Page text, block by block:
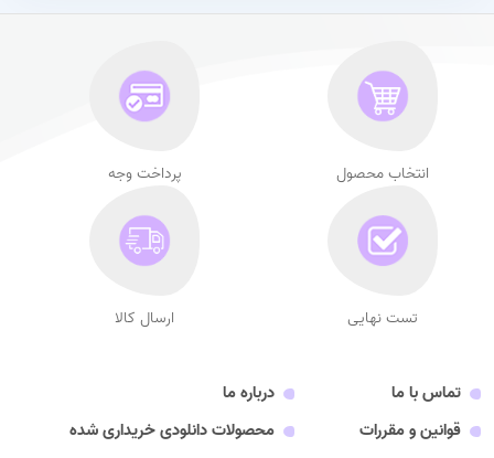
انتخاب محصول پرداخت وجه
تست نهایی ارسال کالا
تماس با ما
درباره ما
قوانین و مقررات
محصولات دانلودی خریداری شده